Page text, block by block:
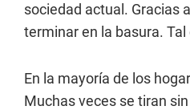
sociedad actual. Gracias
terminar en la basura.
En la mayoría de los
Muchas veces se tiran